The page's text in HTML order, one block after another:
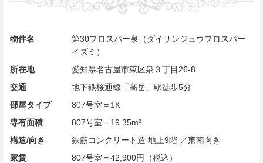
物件名
第30プロスパー泉（ダイサンジュウプロスパー
イズミ）
所在地
愛知県名古屋市東区泉３丁目26-8
交通
地下鉄桜通線「高岳」駅徒歩5分
部屋タイプ
807号室＝1K
専有面積
807号室＝19.35m²
構造/向き
鉄筋コンクリート造 地上9階 ／東南向き
家賃
807号室＝42,900円（税込）